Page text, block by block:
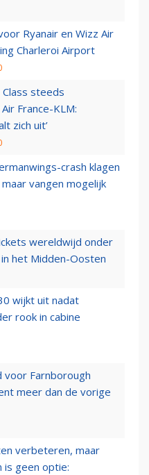
Ryanair en Wizz Air
Charleroi Airport
steeds
France-KLM:
zich uit’
crash klagen
vangen mogelijk
wereldwijd onder
het Midden-Oosten
wijkt uit nadat
rook in cabine
Farnborough
meer dan de vorige
verbeteren, maar
is geen optie: